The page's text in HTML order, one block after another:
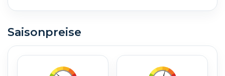
Saisonpreise